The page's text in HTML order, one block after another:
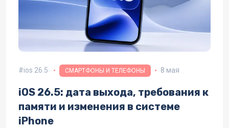
ios 26.5 СМАРТФОНЫ И ТЕЛЕФОНЫ 8 мая
iOS 26.5: дата выхода, требования к
памяти и изменения в системе
iPhone